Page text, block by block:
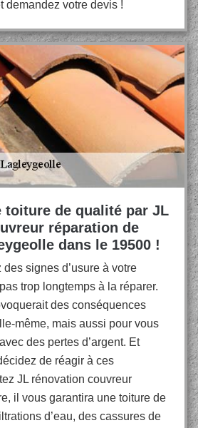
demandez votre devis !
toiture de qualité par JL
réparation de
dans le 19500 !
signes d’usure à votre
trop longtemps à la réparer.
des conséquences
même, mais aussi pour vous
des pertes d’argent. Et
de réagir à ces
JL rénovation couvreur
il vous garantira une toiture de
d’eau, des cassures de